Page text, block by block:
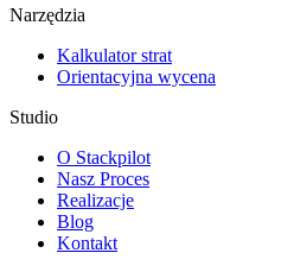
Narzędzia
Kalkulator strat
Orientacyjna wycena
Studio
O Stackpilot
Nasz Proces
Realizacje
Blog
Kontakt